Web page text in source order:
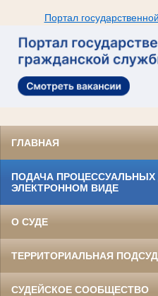
Портал
ГЛАВНАЯ
ПОДАЧА
ЭЛЕКТРОННОМ ВИДЕ
О СУДЕ
ТЕРРИТОРИАЛЬНАЯ
СУДЕЙСКОЕ СООБЩЕСТВО